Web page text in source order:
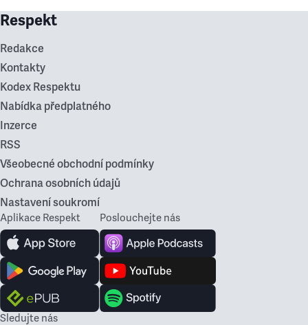
Respekt
Redakce
Kontakty
Kodex Respektu
Nabídka předplatného
Inzerce
RSS
Všeobecné obchodní podmínky
Ochrana osobních údajů
Nastavení soukromí
Aplikace Respekt Poslouchejte nás
Sledujte nás